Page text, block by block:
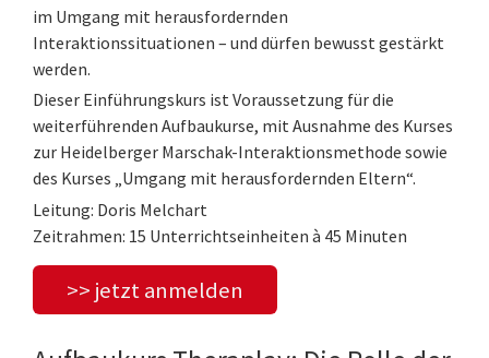
im Umgang mit herausfordernden
Interaktionssituationen – und dürfen bewusst gestärkt
werden.
Dieser Einführungskurs ist Voraussetzung für die
weiterführenden Aufbaukurse, mit Ausnahme des Kurses
zur Heidelberger Marschak-Interaktionsmethode sowie
des Kurses „Umgang mit herausfordernden Eltern“.
Leitung: Doris Melchart
Zeitrahmen: 15 Unterrichtseinheiten à 45 Minuten
>> jetzt anmelden